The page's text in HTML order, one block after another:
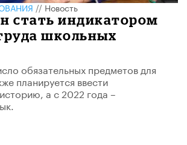
//Новость
стать индикатором
школьных
обязательных предметов для
планируется ввести
а с 2022 года –